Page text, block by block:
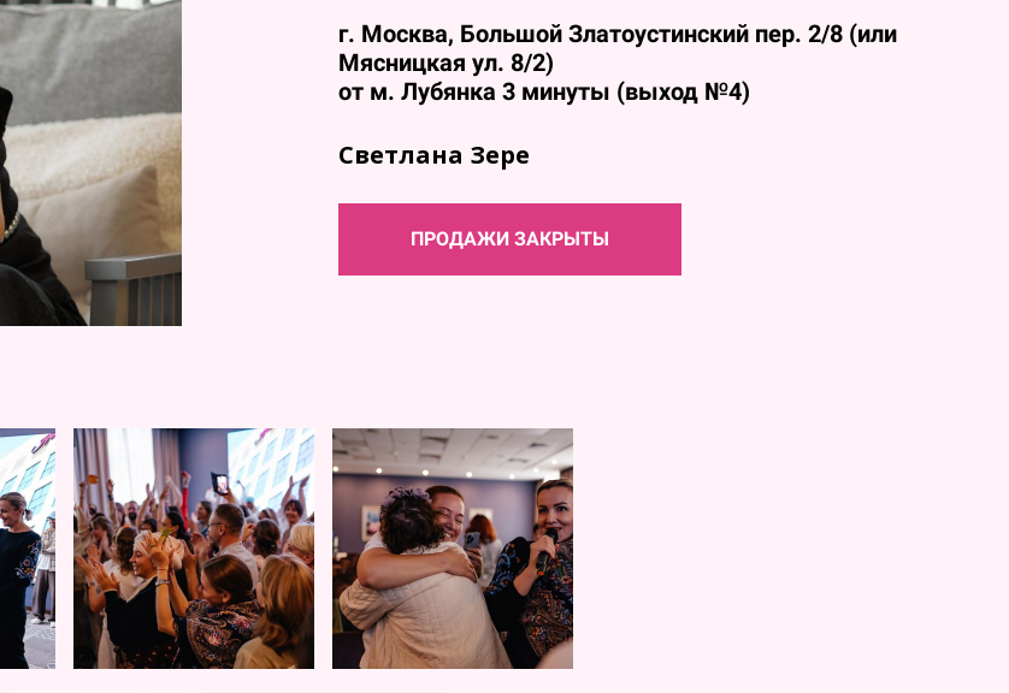
г. Москва, Большой Златоустинский пер. 2/8 (или
Мясницкая ул. 8/2)
от м. Лубянка 3 минуты (выход №4)
Светлана Зере
ПРОДАЖИ ЗАКРЫТЫ